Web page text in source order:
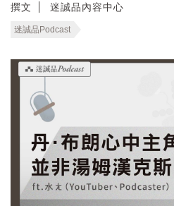
撰文 迷誠品內容中心
迷誠品Podcast